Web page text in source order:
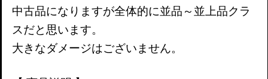
中古品になりますが全体的に並品～並上品クラ
スだと思います。
大きなダメージはございません。